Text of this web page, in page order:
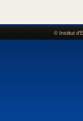
© Institut